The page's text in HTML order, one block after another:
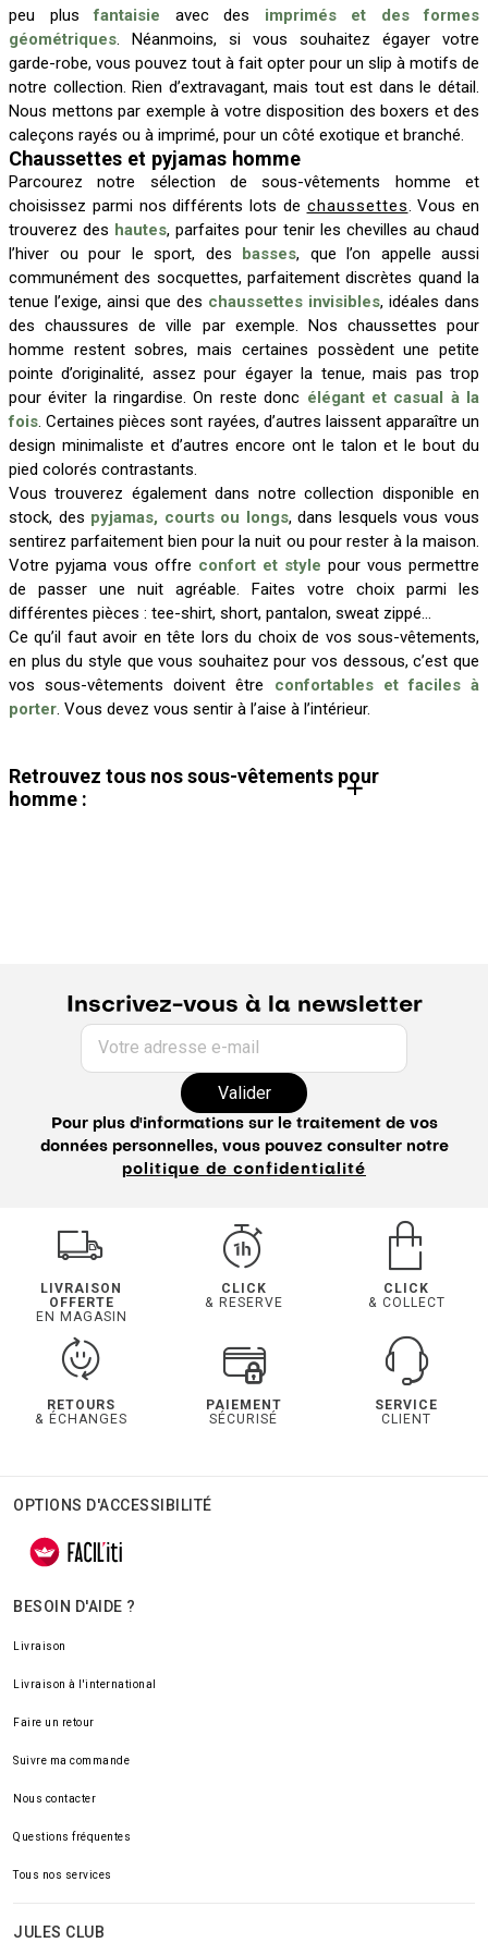
peu plusfantaisie avec des imprimés et des formes
géométriques. Néanmoins, si vous souhaitez égayer votre
garde-robe, vous pouvez tout à fait opter pour un slip à motifs de
notre collection. Rien d’extravagant, mais tout est dans le détail.
Nous mettons par exemple à votre disposition des boxers et des
caleçons rayés ou à imprimé, pour un côté exotique et branché.
Chaussettes et pyjamas homme
Parcourez notre sélection de sous-vêtements homme et
choisissez parmi nos différents lots de chaussettes. Vous en
trouverez des hautes, parfaites pour tenir les chevilles au chaud
l’hiver ou pour le sport, des basses, que l’on appelle aussi
communément des socquettes, parfaitement discrètes quand la
tenue l’exige, ainsi que des chaussettes invisibles, idéales dans
des chaussures de ville par exemple. Nos chaussettes pour
homme restent sobres, mais certaines possèdent une petite
pointe d’originalité, assez pour égayer la tenue, mais pas trop
pour éviter la ringardise. On reste donc élégant et casual à la
fois. Certaines pièces sont rayées, d’autres laissent apparaître un
design minimaliste et d’autres encore ont le talon et le bout du
pied colorés contrastants.
Vous trouverez également dans notre collection disponible en
stock, des pyjamas, courts ou longs, dans lesquels vous vous
sentirez parfaitement bien pour la nuit ou pour rester à la maison.
Votre pyjama vous offre confort et style pour vous permettre
de passer une nuit agréable. Faites votre choix parmi les
différentes pièces : tee-shirt, short, pantalon, sweat zippé…
Ce qu’il faut avoir en tête lors du choix de vos sous-vêtements,
en plus du style que vous souhaitez pour vos dessous, c’est que
vos sous-vêtements doivent être confortables et faciles à
porter. Vous devez vous sentir à l’aise à l’intérieur.
Retrouvez tous nos sous-vêtements pour
homme :
Inscrivez-vous à la newsletter
Votre adresse e-mail
Valider
Pour plus d'informations sur le traitement de vos
données personnelles, vous pouvez consulter notre
politique de confidentialité
LIVRAISON
OFFERTE
EN MAGASIN
CLICK
& RESERVE
CLICK
& COLLECT
RETOURS
& ÉCHANGES
PAIEMENT
SÉCURISÉ
SERVICE
CLIENT
OPTIONS D'ACCESSIBILITÉ
BESOIN D'AIDE ?
Livraison
Livraison à l'international
Faire un retour
Suivre ma commande
Nous contacter
Questions fréquentes
Tous nos services
JULES CLUB